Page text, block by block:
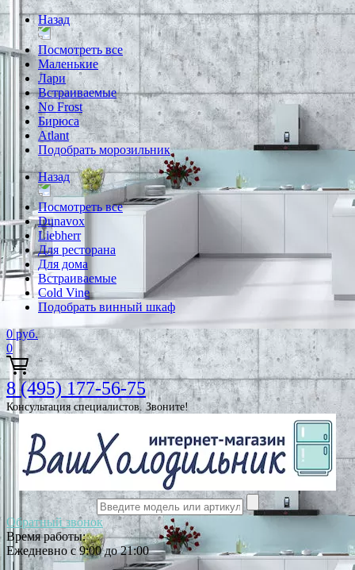
Назад
Посмотреть все
Маленькие
Лари
Встраиваемые
No Frost
Бирюса
Atlant
Подобрать морозильник
Назад
Посмотреть все
Dunavox
Liebherr
Для ресторана
Для дома
Встраиваемые
Cold Vine
Подобрать винный шкаф
0 руб.
0
8 (495) 177-56-75
Консультация специалистов. Звоните!
Обратный звонок
Время работы:
Ежедневно с 9:00 до 21:00